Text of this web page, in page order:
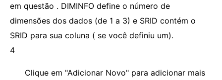
em questão . DIMINFO define o número de
dimensões dos dados (de 1 a 3) e SRID contém o
SRID para sua coluna ( se você definiu um).
4
Clique em "Adicionar Novo" para adicionar mais